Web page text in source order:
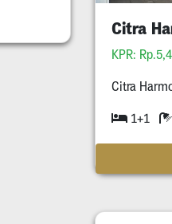
Citra
KPR:
Citra
1+1